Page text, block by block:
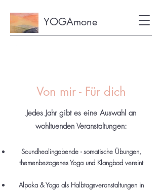
YOGAmone
Von mir - Für dich
Jedes Jahr gibt es eine Auswahl an
wohltuenden Veranstaltungen:
Soundhealingabende - somatische Übungen,
themenbezogenes Yoga und Klangbad vereint
Alpaka & Yoga als Halbtagsveranstaltungen in